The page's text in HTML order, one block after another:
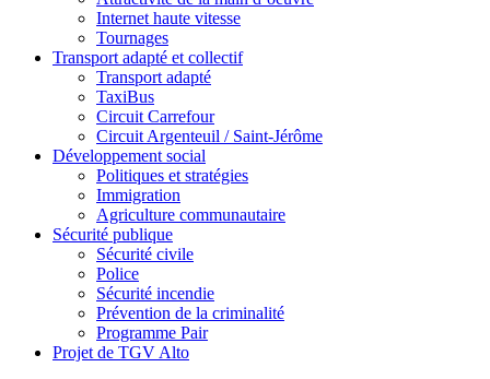
Internet haute vitesse
Tournages
Transport adapté et collectif
Transport adapté
TaxiBus
Circuit Carrefour
Circuit Argenteuil / Saint-Jérôme
Développement social
Politiques et stratégies
Immigration
Agriculture communautaire
Sécurité publique
Sécurité civile
Police
Sécurité incendie
Prévention de la criminalité
Programme Pair
Projet de TGV Alto